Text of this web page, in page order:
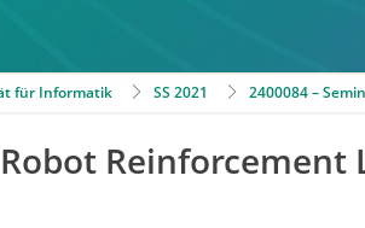
2400084 –
SS 2021
für Informatik
Reinforcement